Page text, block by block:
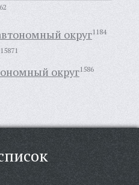
округ1184
15871
округ1586